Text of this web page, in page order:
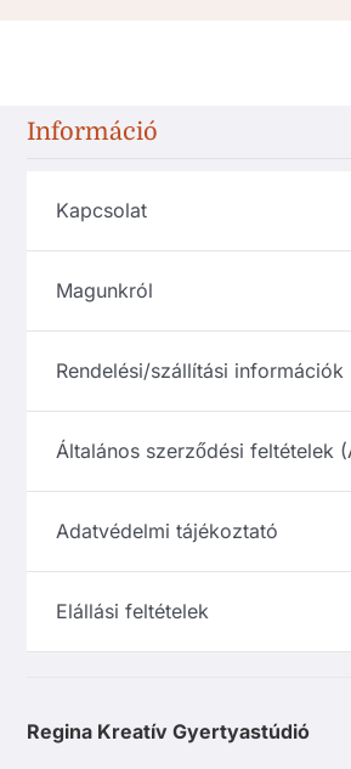
Információ
Kapcsolat
Magunkról
Rendelési/szállítási információk
Általános szerződési feltételek
Adatvédelmi tájékoztató
Elállási feltételek
Regina Kreatív Gyertyastúdió